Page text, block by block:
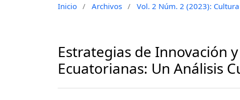
Inicio / Archivos / Vol. 2 Núm. 2 (2023):
Estrategias de Innovación
Ecuatorianas: Un Análisis